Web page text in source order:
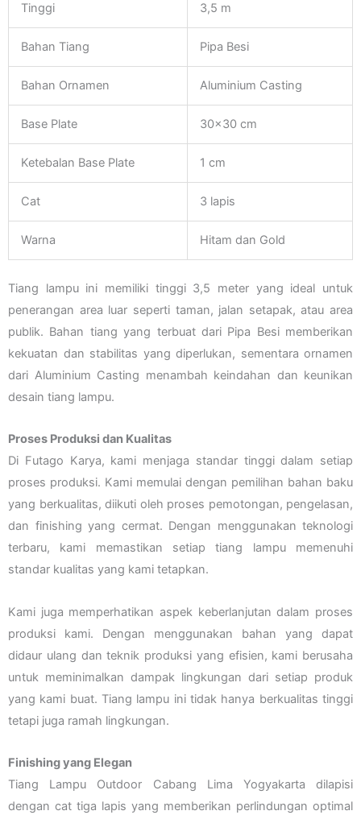
Tinggi 3,5 m
Bahan Tiang Pipa Besi
Bahan Ornamen Aluminium Casting
Base Plate 30×30 cm
Ketebalan Base Plate 1 cm
Cat 3 lapis
Warna Hitam dan Gold
Tiang lampu ini memiliki tinggi 3,5 meter yang ideal untuk
penerangan area luar seperti taman, jalan setapak, atau area
publik. Bahan tiang yang terbuat dari Pipa Besi memberikan
kekuatan dan stabilitas yang diperlukan, sementara ornamen
dari Aluminium Casting menambah keindahan dan keunikan
desain tiang lampu.
Proses Produksi dan Kualitas
Di Futago Karya, kami menjaga standar tinggi dalam setiap
proses produksi. Kami memulai dengan pemilihan bahan baku
yang berkualitas, diikuti oleh proses pemotongan, pengelasan,
dan finishing yang cermat. Dengan menggunakan teknologi
terbaru, kami memastikan setiap tiang lampu memenuhi
standar kualitas yang kami tetapkan.
Kami juga memperhatikan aspek keberlanjutan dalam proses
produksi kami. Dengan menggunakan bahan yang dapat
didaur ulang dan teknik produksi yang efisien, kami berusaha
untuk meminimalkan dampak lingkungan dari setiap produk
yang kami buat. Tiang lampu ini tidak hanya berkualitas tinggi
tetapi juga ramah lingkungan.
Finishing yang Elegan
Tiang Lampu Outdoor Cabang Lima Yogyakarta dilapisi
dengan cat tiga lapis yang memberikan perlindungan optimal